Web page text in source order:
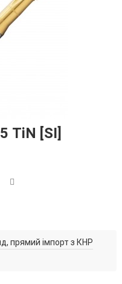
TiN [SI]
прямий імпорт з КНР